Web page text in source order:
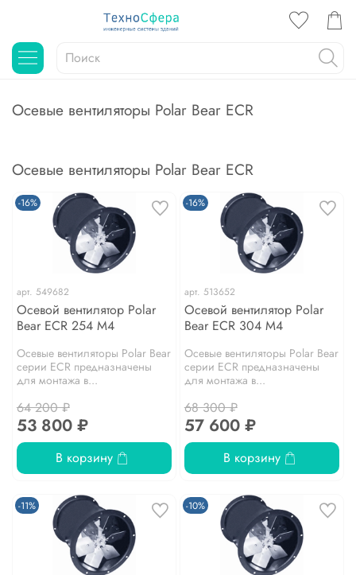
Осевые вентиляторы Polar Bear ECR
Осевые вентиляторы Polar Bear ECR
-16%
арт. 549682
Осевой вентилятор Polar
Bear ECR 254 M4
Осевые вентиляторы Polar Bear
серии ЕCR предназначены
для монтажа в...
64 200 ₽
53 800 ₽
В корзину
-16%
арт. 513652
Осевой вентилятор Polar
Bear ECR 304 M4
Осевые вентиляторы Polar Bear
серии ЕCR предназначены
для монтажа в...
68 300 ₽
57 600 ₽
В корзину
-11% -10%